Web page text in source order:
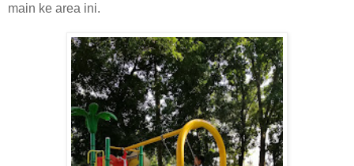
main ke area ini.